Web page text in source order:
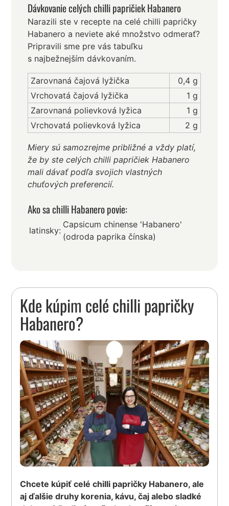
Dávkovanie celých chilli papričiek Habanero
Narazili ste v recepte na celé chilli papričky
Habanero a neviete aké množstvo odmerať?
Pripravili sme pre vás tabuľku
s najbežnejším dávkovaním.
Zarovnaná čajová lyžička
0,4 g
Vrchovatá čajová lyžička
1 g
Zarovnaná polievková lyžica
1 g
Vrchovatá polievková lyžica
2 g
Miery sú samozrejme približné a vždy platí,
že by ste celých chilli papričiek Habanero
mali dávať podľa svojich vlastných
chuťových preferencií.
Ako sa chilli Habanero povie:
latinsky:
Capsicum chinense 'Habanero'
(odroda paprika čínska)
Kde kúpim celé chilli papričky
Habanero?
Chcete kúpiť celé chilli papričky Habanero, ale
aj ďalšie druhy korenia, kávu, čaj alebo sladké